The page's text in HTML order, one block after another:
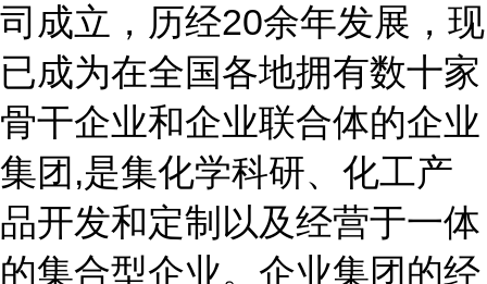
司成立，历经20余年发展，现
已成为在全国各地拥有数十家
骨干企业和企业联合体的企业
集团,是集化学科研、化工产
品开发和定制以及经营于一体
的集合型企业。企业集团的经